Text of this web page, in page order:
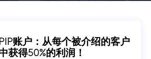
PIP账户：从每个被介绍的客户
获得50%的利润！